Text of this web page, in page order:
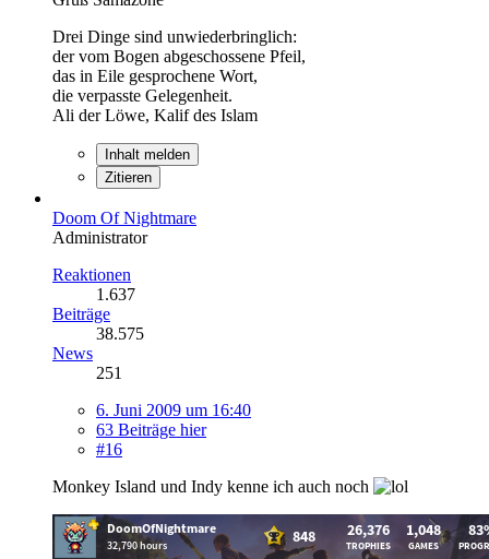
Drei Dinge sind unwiederbringlich:
der vom Bogen abgeschossene Pfeil,
das in Eile gesprochene Wort,
die verpasste Gelegenheit.
Ali der Löwe, Kalif des Islam
Inhalt melden
Zitieren
Doom Of Nightmare
Administrator
Reaktionen
1.637
Beiträge
38.575
News
251
6. Juni 2009 um 16:40
63 Beiträge hier
#16
Monkey Island und Indy kenne ich auch noch